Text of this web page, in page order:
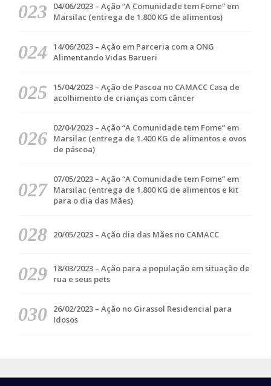
04/06/2023 – Ação “A Comunidade tem Fome” em
Marsilac (entrega de 1.800 KG de alimentos)
14/06/2023 – Ação em Parceria com a ONG
Alimentando Vidas Barueri
15/04/2023 – Ação de Pascoa no CAMACC Casa de
acolhimento de crianças com câncer
02/04/2023 – Ação “A Comunidade tem Fome” em
Marsilac (entrega de 1.400 KG de alimentos e ovos
de páscoa)
07/05/2023 – Ação “A Comunidade tem Fome” em
Marsilac (entrega de 1.800 KG de alimentos e kit
para o dia das Mães)
20/05/2023 – Ação dia das Mães no CAMACC
18/03/2023 – Ação para a população em situação de
rua e seus pets
26/02/2023 – Ação no Girassol Residencial para
Idosos